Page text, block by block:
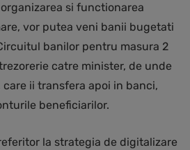
si functionarea
vor putea veni banii bugetati
banilor pentru masura 2
catre minister, de unde
ii transfera apoi in banci,
beneficiarilor.
la strategia de digitalizare